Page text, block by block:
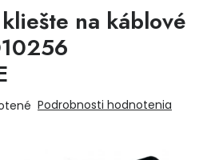
na káblové
Podrobnosti hodnotenia